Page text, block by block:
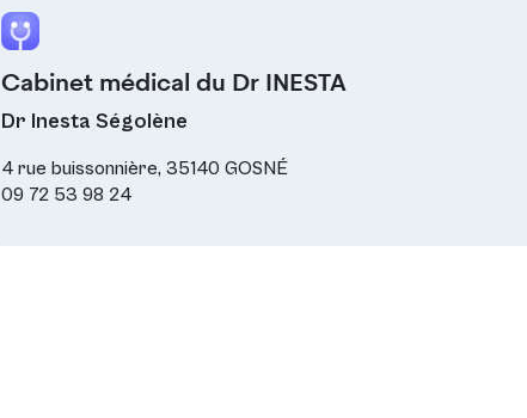
Cabinet médical du Dr INESTA
Dr Inesta Ségolène
4 rue buissonnière, 35140 GOSNÉ
09 72 53 98 24